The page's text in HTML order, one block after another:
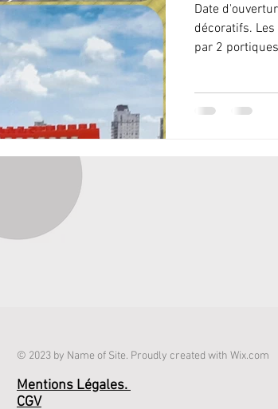
Date
décoratifs.
par 2
© 2023 by Name of Site. Proudly created with Wix.com
Mentions Légales.
CGV